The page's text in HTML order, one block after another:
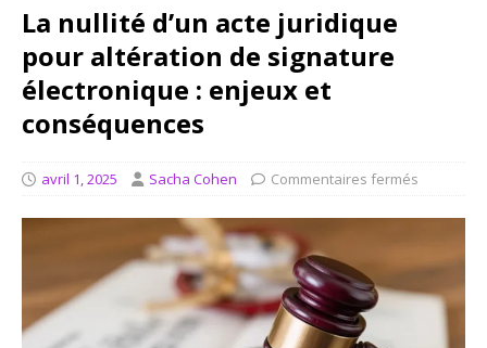
La nullité d’un acte juridique
pour altération de signature
électronique : enjeux et
conséquences
avril 1, 2025 Sacha Cohen Commentaires fermés